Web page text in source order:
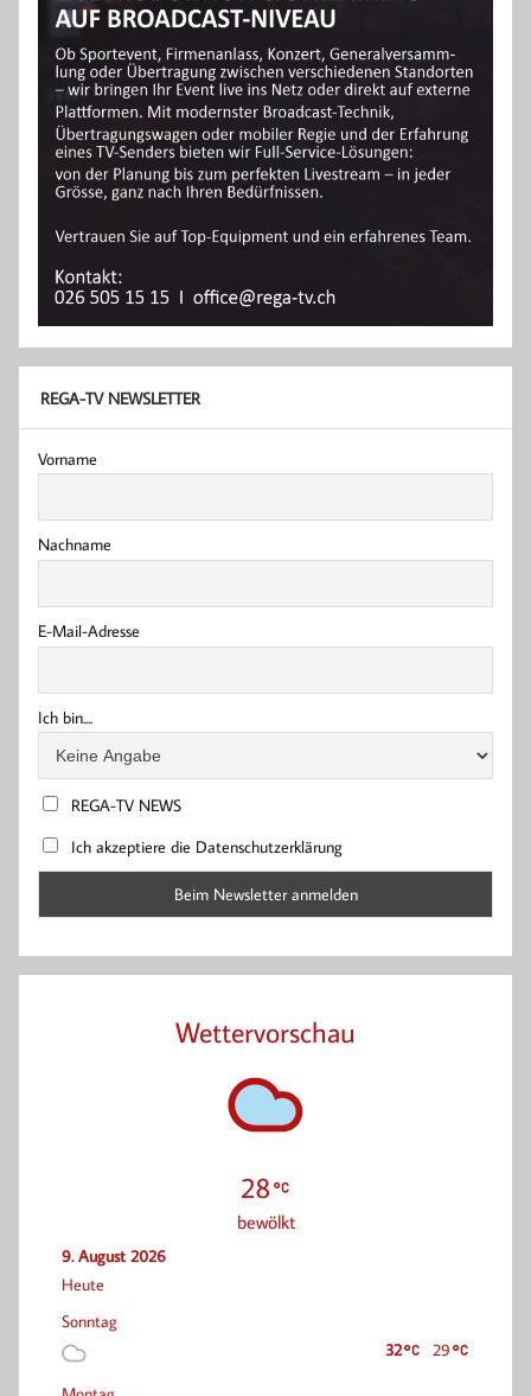
REGA-TV NEWSLETTER
Vorname
Nachname
E-Mail-Adresse
Ich bin....
REGA-TV NEWS
Ich akzeptiere die Datenschutzerklärung
Wettervorschau
28
bewölkt
9. August 2026
Heute
Sonntag
29
32